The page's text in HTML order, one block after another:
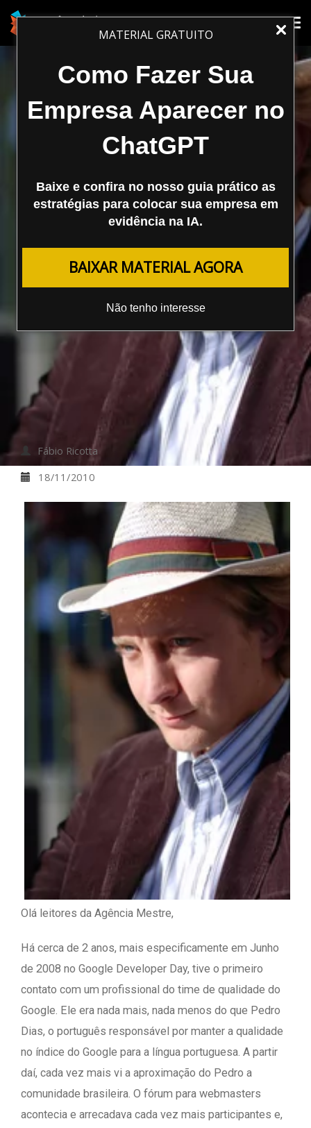
MATERIAL GRATUITO
Como Fazer Sua
Empresa Aparecer no
ChatGPT
Baixe e confira no nosso guia prático as
estratégias para colocar sua empresa em
evidência na IA.
BAIXAR MATERIAL AGORA
Não tenho interesse
Entrevista com o Ariel Lambrecht
Confira neste artigo uma entrevista com o
Googler do time de qualidade Ariel
Lambrecht - um dos profissionais do
Google mais respeitados na comunidade de
Fábio Ricotta
18/11/2010
Olá leitores da Agência Mestre,
Há cerca de 2 anos, mais especificamente em Junho
de 2008 no Google Developer Day, tive o primeiro
contato com um profissional do time de qualidade do
Google. Ele era nada mais, nada menos do que Pedro
Dias, o português responsável por manter a qualidade
no índice do Google para a língua portuguesa. A partir
daí, cada vez mais vi a aproximação do Pedro a
comunidade brasileira. O fórum para webmasters
acontecia e arrecadava cada vez mais participantes e,